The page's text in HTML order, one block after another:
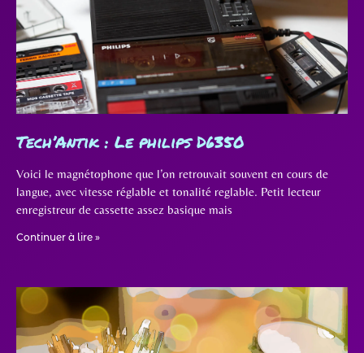
Tech’Antik : Le philips D6350
Voici le magnétophone que l’on retrouvait souvent en cours de
langue, avec vitesse réglable et tonalité reglable. Petit lecteur
enregistreur de cassette assez basique mais
Continuer à lire »